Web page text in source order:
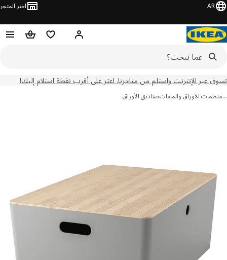
AR اختر المتجر
مرحباً! تسجيل الدخول
قائمه التسوقحقيبة تسوق
عبر الإنترنت واستلم من متاجرنا. اعثر على أقرب نقطة استلام إليك!
الأوراق والملفاتصناديق الأوراق